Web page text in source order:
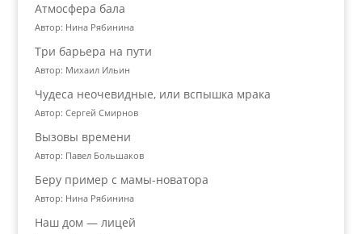
Атмосфера бала
Автор: Нина Рябинина
Три барьера на пути
Автор: Михаил Ильин
Чудеса неочевидные, или вспышка мрака
Автор: Сергей Смирнов
Вызовы времени
Автор: Павел Большаков
Беру пример с мамы-новатора
Автор: Нина Рябинина
Наш дом — лицей